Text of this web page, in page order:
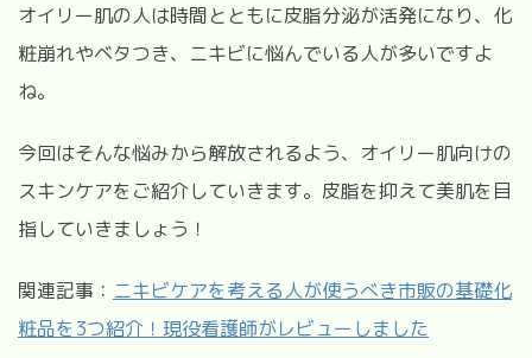
オイリー肌の人は時間とともに皮脂分泌が活発になり、化
粧崩れやベタつき、ニキビに悩んでいる人が多いですよ
ね。
今回はそんな悩みから解放されるよう、オイリー肌向けの
スキンケアをご紹介していきます。皮脂を抑えて美肌を目
指していきましょう！
関連記事： ニキビケアを考える人が使うべき市販の基礎化
粧品を3つ紹介！現役看護師がレビューしました